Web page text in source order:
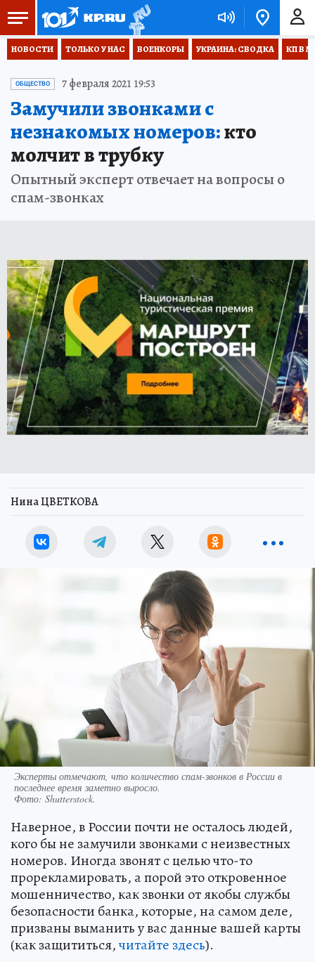
НОВОСТИ ТОЛЬКО У НАС ВОЕНКОРЫ УКРАИНА: СВОДКА КП В
ОБЩЕСТВО 7 февраля 2021 19:53
Замучили звонками с
незнакомых номеров:кто
молчит в трубку
Опытный эксперт отвечает на вопросы о
спам-звонках
Нина ЦВЕТКОВА
Эксперты отмечают, что количество спам-звонков в России в
последнее время заметно выросло.
Фото: Shutterstock.
Наверное, в России почти не осталось людей,
кого бы не замучили звонками с неизвестных
номеров. Иногда звонят с целью что-то
прорекламировать, а порой это откровенное
мошенничество, как звонки от якобы службы
безопасности банка, которые, на самом деле,
призваны выманить у вас данные вашей карты
(как защититься,читайте здесь).